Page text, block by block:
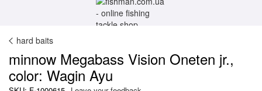
hard baits
minnow Megabass Vision Oneten jr.,
color: Wagin Ayu